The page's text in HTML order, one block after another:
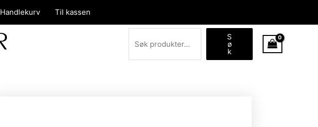
Handlekurv Til kassen
Søk
S
ø
k